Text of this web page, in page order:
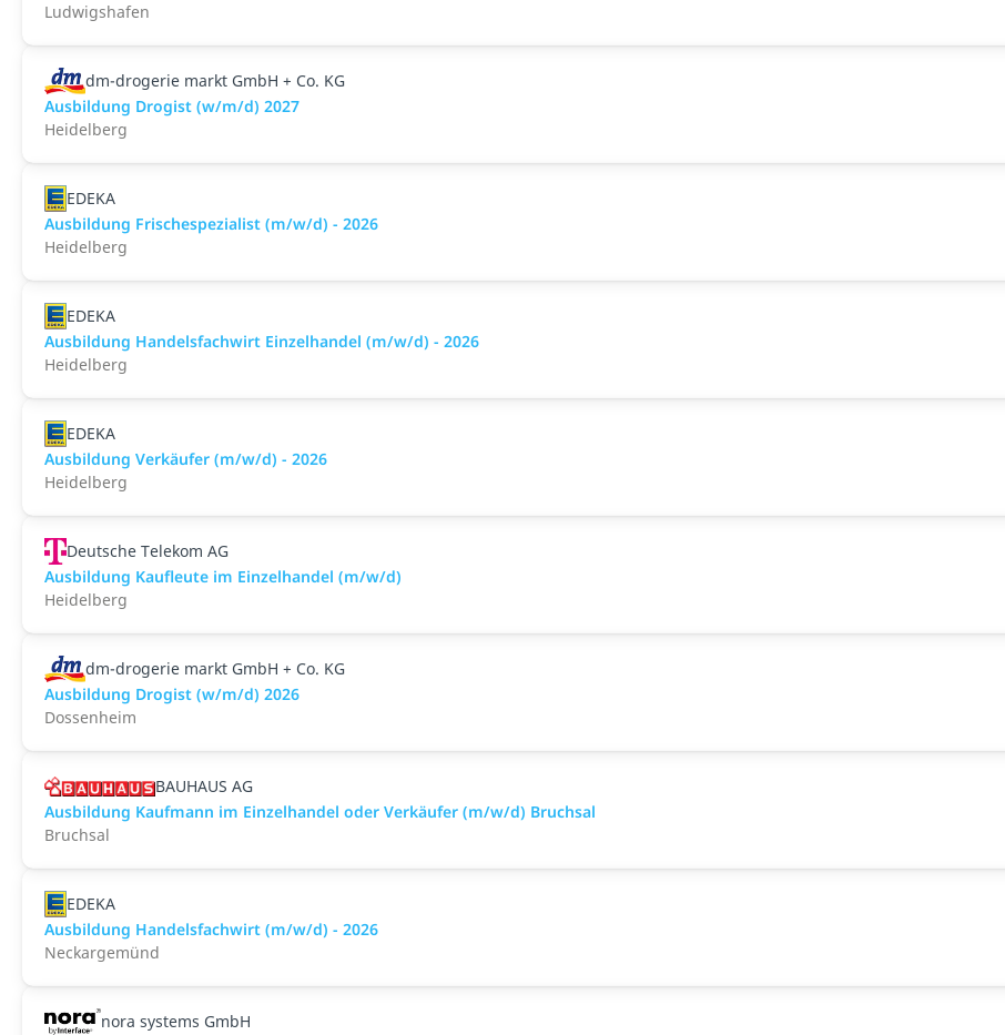
Ludwigshafen
dm-drogerie markt GmbH + Co. KG
Ausbildung Drogist (w/m/d) 2027
Heidelberg
EDEKA
Ausbildung Frischespezialist (m/w/d) - 2026
Heidelberg
EDEKA
Ausbildung Handelsfachwirt Einzelhandel (m/w/d) - 2026
Heidelberg
EDEKA
Ausbildung Verkäufer (m/w/d) - 2026
Heidelberg
Deutsche Telekom AG
Ausbildung Kaufleute im Einzelhandel (m/w/d)
Heidelberg
dm-drogerie markt GmbH + Co. KG
Ausbildung Drogist (w/m/d) 2026
Dossenheim
BAUHAUS AG
Ausbildung Kaufmann im Einzelhandel oder Verkäufer (m/w/d) Bruchsal
Bruchsal
EDEKA
Ausbildung Handelsfachwirt (m/w/d) - 2026
Neckargemünd
nora systems GmbH